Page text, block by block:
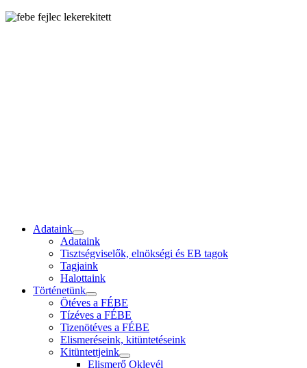
Adataink
Adataink
Tisztségviselők, elnökségi és EB tagok
Tagjaink
Halottaink
Történetünk
Ötéves a FÉBE
Tízéves a FÉBE
Tizenötéves a FÉBE
Elismeréseink, kitüntetéseink
Kitüntettjeink
Elismerő Oklevél